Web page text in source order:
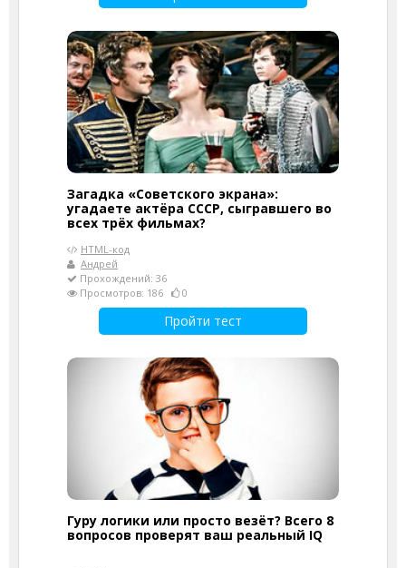
Загадка «Советского экрана»:
угадаете актёра СССР, сыгравшего во
всех трёх фильмах?
HTML-код
Андрей
Прохождений: 36
Просмотров: 186
0
Пройти тест
Гуру логики или просто везёт? Всего 8
вопросов проверят ваш реальный IQ